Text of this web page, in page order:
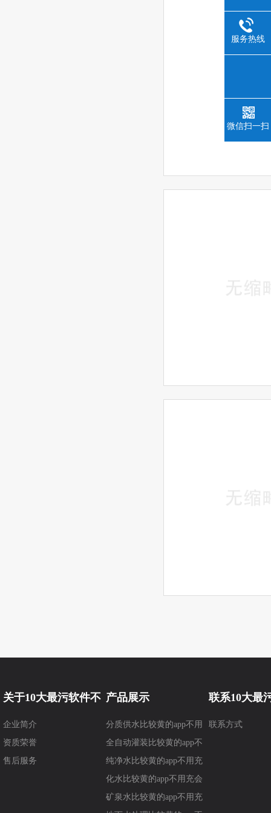
关于10大最污软件不
企业简介
资质荣誉
售后服务
产品展示
分质供水比较黄的app不用
充会员
全自动灌装比较黄的app不
用充会员
纯净水比较黄的app不用充
会员
化水比较黄的app不用充会
员
矿泉水比较黄的app不用充
联系10大最
联系方式
服务热线
微信扫一扫